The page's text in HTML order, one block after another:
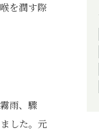
を潤す際
雨、驟
した。元